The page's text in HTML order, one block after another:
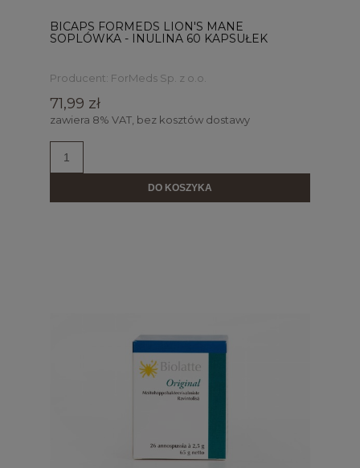
BICAPS FORMEDS LION'S MANE
SOPLÓWKA - INULINA 60 KAPSUŁEK
Producent: ForMeds Sp. z o.o.
71,99 zł
zawiera 8% VAT, bez kosztów dostawy
DO KOSZYKA